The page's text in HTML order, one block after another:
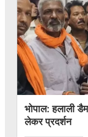
भोपाल: हलाली
लेकर प्रदर्शन